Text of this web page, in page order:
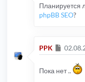
Планируется
phpBB SEO?
PPK
Пока нет ..